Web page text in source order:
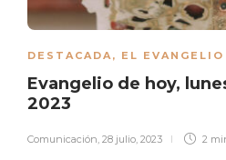
DESTACADA, EL
Evangelio de hoy,
2023
Comunicación, 28 julio, 2023 2